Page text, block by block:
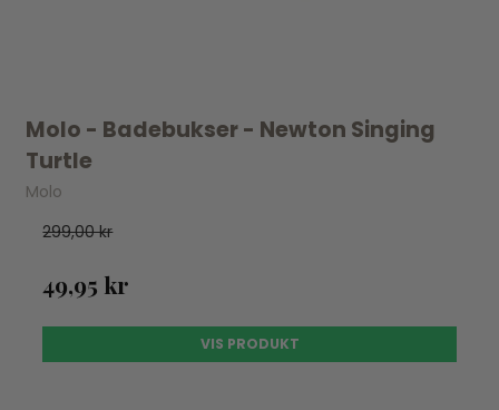
Molo - Badebukser - Newton Singing
Turtle
Molo
299,00 kr
49,95 kr
VIS PRODUKT